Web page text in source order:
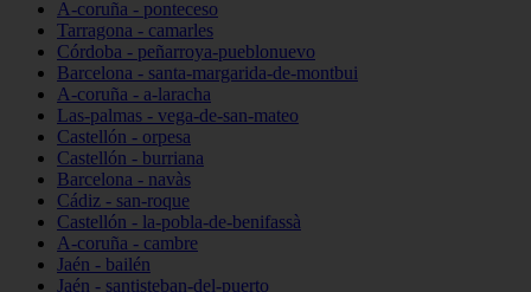
A-coruña - ponteceso
Tarragona - camarles
Córdoba - peñarroya-pueblonuevo
Barcelona - santa-margarida-de-montbui
A-coruña - a-laracha
Las-palmas - vega-de-san-mateo
Castellón - orpesa
Castellón - burriana
Barcelona - navàs
Cádiz - san-roque
Castellón - la-pobla-de-benifassà
A-coruña - cambre
Jaén - bailén
Jaén - santisteban-del-puerto